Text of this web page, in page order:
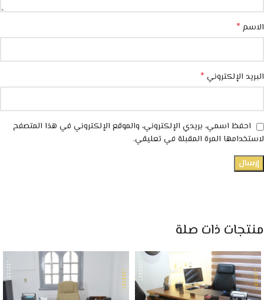
الاسم *
البريد الإلكتروني *
احفظ اسمي، بريدي الإلكتروني، والموقع الإلكتروني في هذا المتصفح
لاستخدامها المرة المقبلة في تعليقي.
منتجات ذات صلة